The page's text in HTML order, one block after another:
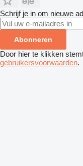
Schrijf je in om nieuwe
Abonneren
Door hier te klikken
gebruikersvoorwaarden.